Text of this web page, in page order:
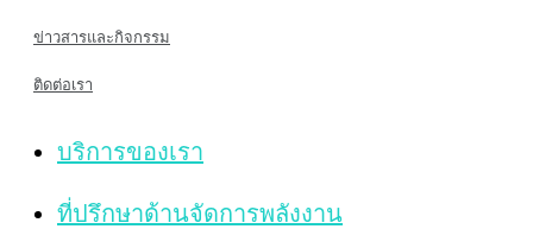
ข่าวสารและกิจกรรม
ติดต่อเรา
บริการของเรา
ที่ปรึกษาด้านจัดการพลังงาน